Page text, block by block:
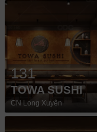
131
TOWA SUSHI
CN Long Xuyên